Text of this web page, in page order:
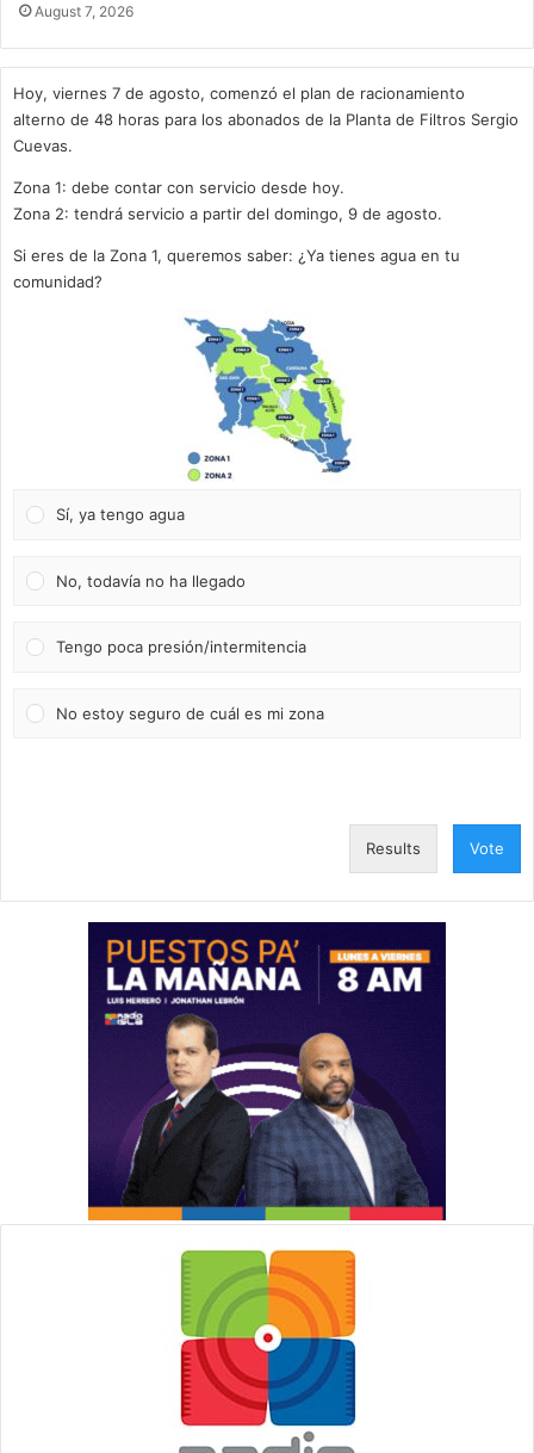
August 7, 2026
Hoy, viernes 7 de agosto, comenzó el plan de racionamiento
alterno de 48 horas para los abonados de la Planta de Filtros Sergio
Cuevas.
Zona 1: debe contar con servicio desde hoy.
Zona 2: tendrá servicio a partir del domingo, 9 de agosto.
Si eres de la Zona 1, queremos saber: ¿Ya tienes agua en tu
comunidad?
Sí, ya tengo agua
No, todavía no ha llegado
Tengo poca presión/intermitencia
No estoy seguro de cuál es mi zona
Results Vote